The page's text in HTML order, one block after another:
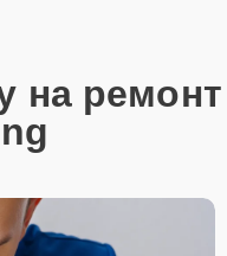
на ремонт